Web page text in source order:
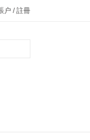
户 / 註冊